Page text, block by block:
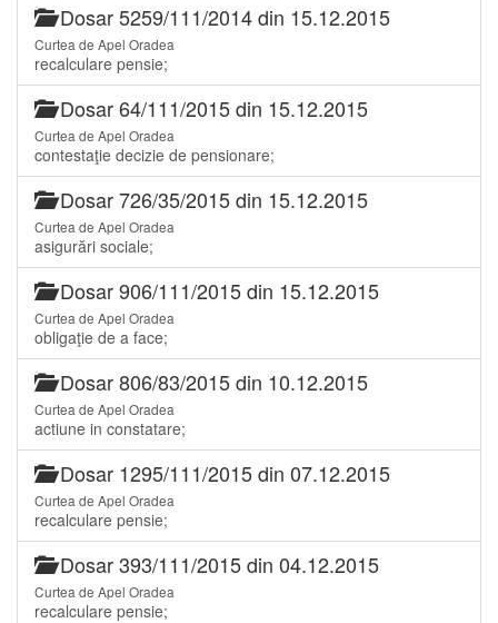
Dosar 5259/111/2014 din 15.12.2015
Curtea de Apel Oradea
recalculare pensie;
Dosar 64/111/2015 din 15.12.2015
Curtea de Apel Oradea
contestaţie decizie de pensionare;
Dosar 726/35/2015 din 15.12.2015
Curtea de Apel Oradea
asigurări sociale;
Dosar 906/111/2015 din 15.12.2015
Curtea de Apel Oradea
obligaţie de a face;
Dosar 806/83/2015 din 10.12.2015
Curtea de Apel Oradea
actiune in constatare;
Dosar 1295/111/2015 din 07.12.2015
Curtea de Apel Oradea
recalculare pensie;
Dosar 393/111/2015 din 04.12.2015
Curtea de Apel Oradea
recalculare pensie;